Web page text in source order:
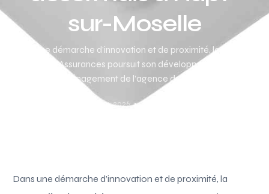
sur-Moselle
Dans une démarche d’innovation et de proximité, la Mutuelle
de Poitiers Assurances poursuit son développement avec le
déménagement de l’agence du Thillot […]
Juin 14, 2026 Acutalités
Dans une démarche d’innovation et de proximité, la